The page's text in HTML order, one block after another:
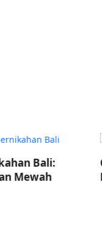
Catering
Hidangan